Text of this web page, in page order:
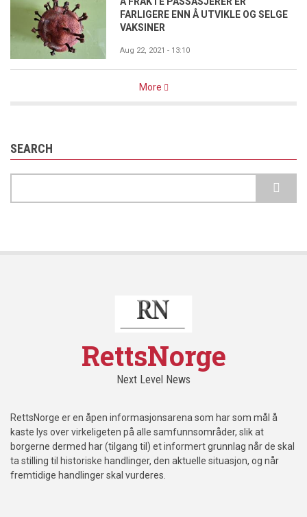
FARLIGERE ENN Å UTVIKLE OG SELGE
VAKSINER
Aug 22, 2021 - 13:10
More
SEARCH
RettsNorge
Next Level News
RettsNorge er en åpen informasjonsarena som har som mål å
kaste lys over virkeligeten på alle samfunnsområder, slik at
borgerne dermed har (tilgang til) et informert grunnlag når de skal
ta stilling til historiske handlinger, den aktuelle situasjon, og når
fremtidige handlinger skal vurderes.